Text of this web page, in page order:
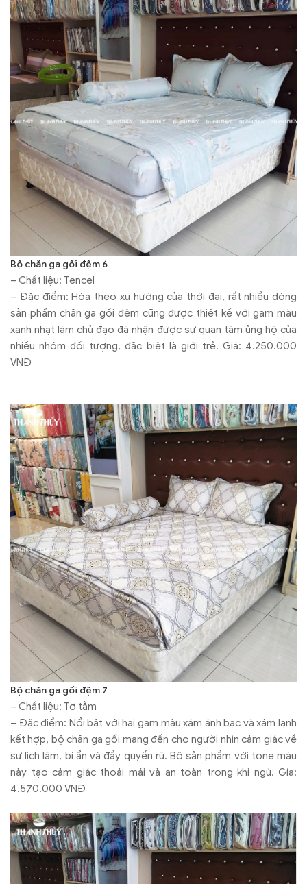
Bộ chăn ga gối đệm 6
– Chất liệu: Tencel
– Đặc điểm: Hòa theo xu hướng của thời đại, rất nhiều dòng
sản phẩm chăn ga gối đệm cũng được thiết kế với gam màu
xanh nhạt làm chủ đạo đã nhận được sự quan tâm ủng hộ của
nhiều nhóm đối tượng, đặc biệt là giới trẻ. Giá: 4.250.000
VNĐ
Bộ chăn ga gối đệm 7
– Chất liệu: Tơ tằm
– Đặc điểm: Nổi bật với hai gam màu xám ánh bạc và xám lạnh
kết hợp, bộ chăn ga gối mang đến cho người nhìn cảm giác về
sự lịch lãm, bí ẩn và đầy quyến rũ. Bộ sản phẩm với tone màu
này tạo cảm giác thoải mái và an toàn trong khi ngủ. Gía:
4.570.000 VNĐ